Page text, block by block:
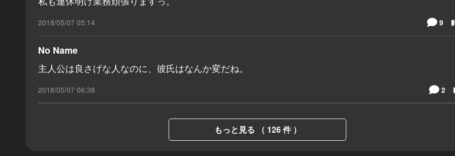
2018/05/07 05:14 9
No Name
主人公は良さげな人なのに、彼氏はなんか変だね。
2018/05/07 06:38 2
もっと見る （ 126 件 ）